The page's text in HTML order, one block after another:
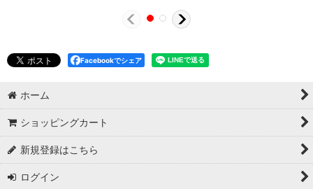
Facebookでシェア
ホーム
ショッピングカート
新規登録はこちら
ログイン